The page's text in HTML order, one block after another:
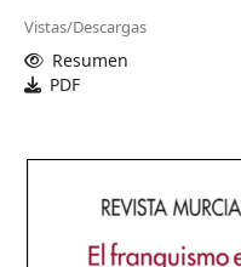
Vistas/Descargas
Resumen
PDF